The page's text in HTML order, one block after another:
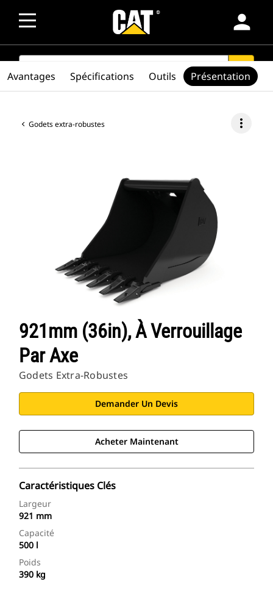
person
SEARCH search
Godets extra-robustes more_vert
921mm (36in), À Verrouillage
Par Axe
Godets Extra-Robustes
Demander Un Devis
Acheter Maintenant
Caractéristiques Clés
Largeur
921 mm
Capacité
500 l
Poids
390 kg
Avantages Spécifications Outils Présentation